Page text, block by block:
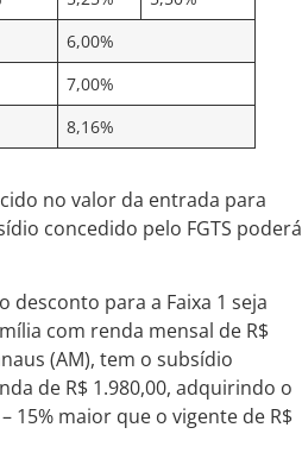
6,00%
7,00%
8,16%
no valor da entrada para
concedido pelo FGTS poderá
para a Faixa 1 seja
com renda mensal de R$
(AM), tem o subsídio
de R$ 1.980,00, adquirindo o
15% maior que o vigente de R$